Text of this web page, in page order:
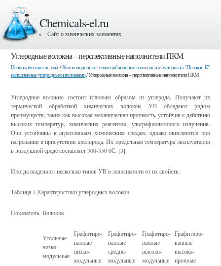
Chemicals-el.ru
» Сайт о химических элементах
Углеродные волокна – перспективные наполнители ПКМ
Периодическая система/Композиционные хемосорбционные волокнистые материалы "Поликон К",
наполненные углеродными волокнами/ Углеродные волокна – перспективные наполнители ПКМ
Углеродное волокно состоит главным образом из углерода. Получают их
термической обработкой химических волокон. УВ обладают рядом
преимуществ, таких как высокая механическая прочность, устойчив к действию
высоких температур, химических реагентов, ультрафиолетового излучения.
Они устойчивы к агрессивным химическим средам, однако окисляются при
нагревании в присутствии кислорода, Их предельная температура эксплуатации
в воздушной среде составляет 300-350 0С. [3].
Иногда выделяют несколько типов УВ в зависимости от их свойств.
Таблица 1.Характеристики углеродных волокон
Показатель Волокна
Угольные
низко-
модульные
Графитиро-
ванные
низко-
модульные
Графитиро-
ванные
средне-
модульные
Графитиро-
ванные
высоко-
модульные
Графитиро-
ванные
высоко-
прочные